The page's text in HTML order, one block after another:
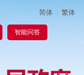
简体 | 繁体
智能问答